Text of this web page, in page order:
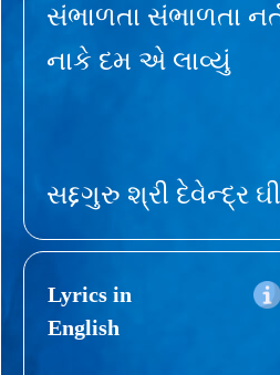
સંભાળતા સંભાળતા
નાકે દમ એ લાવ્યું
સદ્દગુરુ શ્રી દેવેન્દ્ર
Lyrics in
English